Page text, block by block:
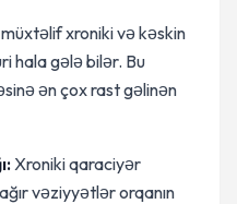
xroniki və kəskin
hala gələ bilər. Bu
ən çox rast gəlinən
Xroniki qaraciyər
vəziyyətlər orqanın